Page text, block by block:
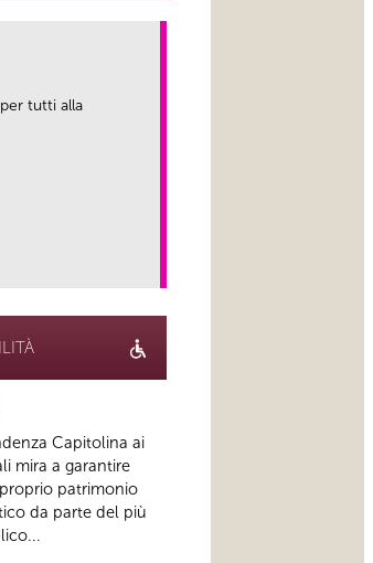
tutti alla
Capitolina ai
mira a garantire
proprio patrimonio
da parte del più